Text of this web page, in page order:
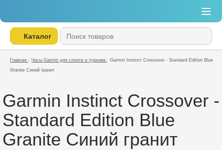
Каталог
Главная - Часы Garmin для спорта и туризма - Garmin Instinct Crossover - Standard Edition Blue
Granite Синий гранит
Garmin Instinct Crossover -
Standard Edition Blue
Granite Синий гранит